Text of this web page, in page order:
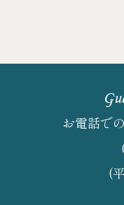
お電話で
(